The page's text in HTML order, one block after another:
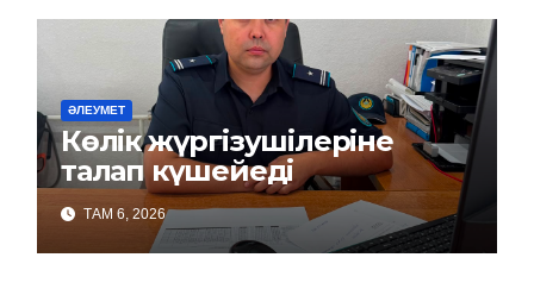
ӘЛЕУМЕТ
Көлік жүргізушілеріне
талап күшейеді
ТАМ 6, 2026